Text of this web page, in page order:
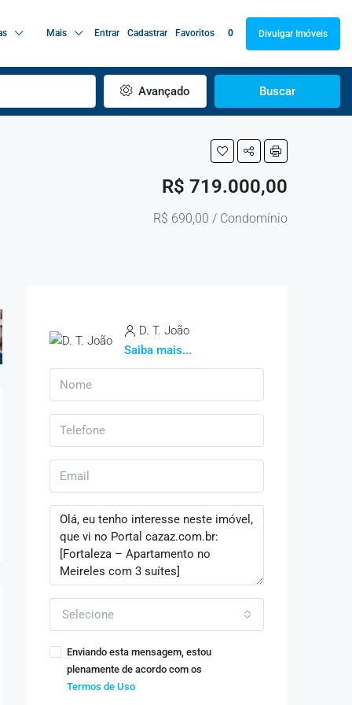
Mais Entrar Cadastrar Favoritos 0 Divulgar Imóveis
Avançado Buscar
R$ 719.000,00
R$ 690,00 / Condomínio
D. T. João
Saiba mais...
Selecione
Enviando esta mensagem, estou
plenamente de acordo com os
Termos de Uso